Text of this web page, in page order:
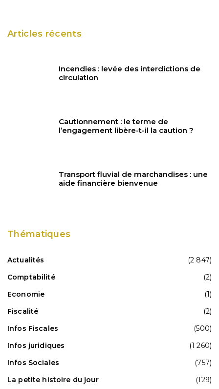
Articles récents
Incendies : levée des interdictions de
circulation
Cautionnement : le terme de
l’engagement libère-t-il la caution ?
Transport fluvial de marchandises : une
aide financière bienvenue
Thématiques
Actualités
(2 847)
Comptabilité
(2)
Economie
(1)
Fiscalité
(2)
Infos Fiscales
(500)
Infos juridiques
(1 260)
Infos Sociales
(757)
La petite histoire du jour
(129)